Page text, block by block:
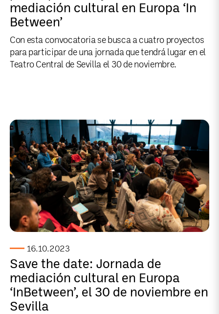
mediación cultural en Europa ‘In
Between’
Con esta convocatoria se busca a cuatro proyectos
para participar de una jornada que tendrá lugar en el
Teatro Central de Sevilla el 30 de noviembre.
16.10.2023
Save the date: Jornada de
mediación cultural en Europa
‘InBetween’, el 30 de noviembre en
Sevilla